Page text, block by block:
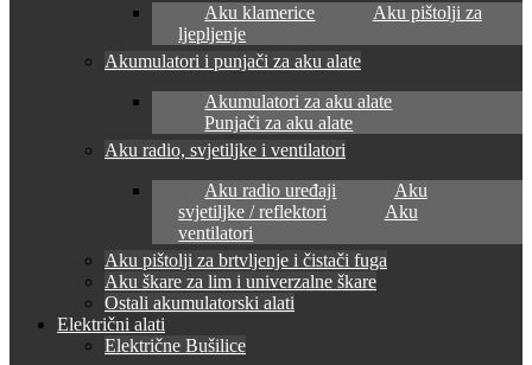
Aku klamerice
Aku pištolji za
ljepljenje
Akumulatori i punjači za aku alate
Akumulatori za aku alate
Punjači za aku alate
Aku radio, svjetiljke i ventilatori
Aku radio uređaji
Aku
svjetiljke / reflektori
Aku
ventilatori
Aku pištolji za brtvljenje i čistači fuga
Aku škare za lim i univerzalne škare
Ostali akumulatorski alati
Električni alati
Električne Bušilice